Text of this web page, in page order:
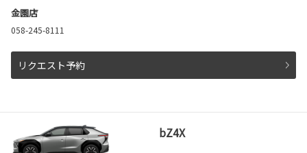
金園店
058-245-8111
リクエスト予約
bZ4X